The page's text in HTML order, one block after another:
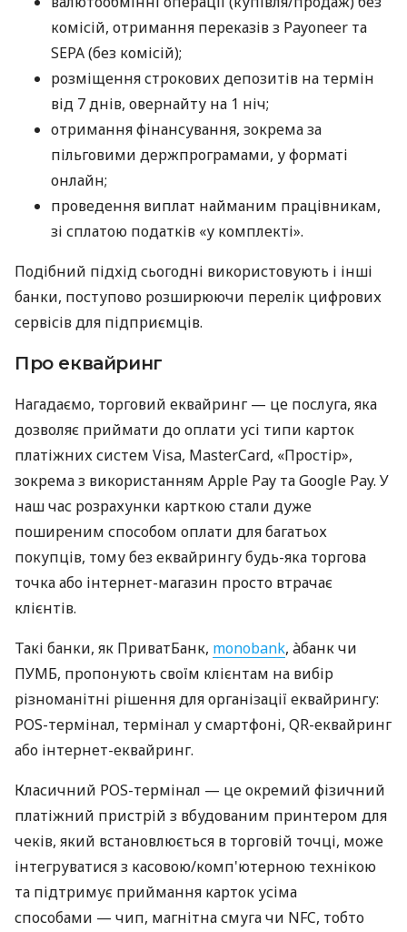
комісій, отримання переказів з Payoneer та
SEPA (без комісій);
розміщення строкових депозитів на термін
від 7 днів, овернайту на 1 ніч;
отримання фінансування, зокрема за
пільговими держпрограмами, у форматі
онлайн;
проведення виплат найманим працівникам,
зі сплатою податків «у комплекті».
Подібний підхід сьогодні використовують і інші
банки, поступово розширюючи перелік цифрових
сервісів для підприємців.
Про еквайринг
Нагадаємо, торговий еквайринг — це послуга, яка
дозволяє приймати до оплати усі типи карток
платіжних систем Visa, MasterCard, «Простір»,
зокрема з використанням Apple Pay та Google Pay. У
наш час розрахунки карткою стали дуже
поширеним способом оплати для багатьох
покупців, тому без еквайрингу будь-яка торгова
точка або інтернет-магазин просто втрачає
клієнтів.
Такі банки, як ПриватБанк, monobank, àбанк чи
ПУМБ, пропонують своїм клієнтам на вибір
різноманітні рішення для організації еквайрингу:
POS-термінал, термінал у смартфоні, QR-еквайринг
або інтернет-еквайринг.
Класичний POS-термінал — це окремий фізичний
платіжний пристрій з вбудованим принтером для
чеків, який встановлюється в торговій точці, може
інтегруватися з касовою/комп'ютерною технікою
та підтримує приймання карток усіма
способами — чип, магнітна смуга чи NFC, тобто